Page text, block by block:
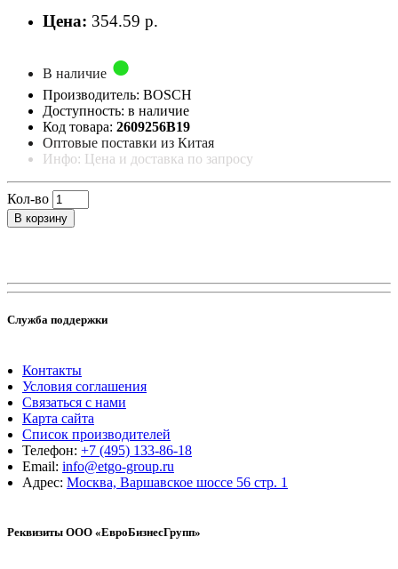
Цена: 354.59 р.
В наличие
Производитель: BOSCH
Доступность: в наличие
Код товара: 2609256B19
Оптовые поставки из Китая
Инфо: Цена и доставка по запросу
Кол-во
В корзину
Служба поддержки
Контакты
Условия соглашения
Связаться с нами
Карта сайта
Список производителей
Телефон: +7 (495) 133-86-18
Email: info@etgo-group.ru
Адрес: Москва, Варшавское шоссе 56 стр. 1
Реквизиты ООО «ЕвроБизнесГрупп»